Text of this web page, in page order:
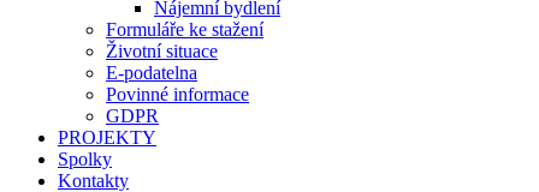
Nájemní bydlení
Formuláře ke stažení
Životní situace
E-podatelna
Povinné informace
GDPR
PROJEKTY
Spolky
Kontakty